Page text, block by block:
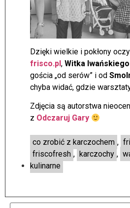
Dzięki wielkie i pokłony
frisco.pl, Witka Iwańskiego
gościa „od serów” i od
chyba widać, gdzie
Zdjęcia są autorstwa
z Odczaruj Gary
co zrobić z karczochem ,
friscofresh , karczochy ,
kulinarne